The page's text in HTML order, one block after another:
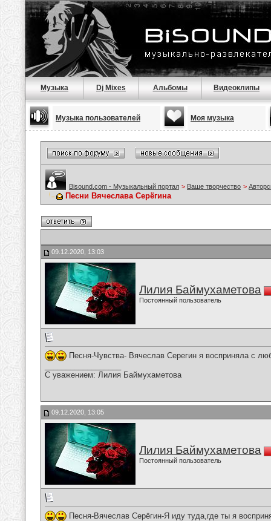
Музыка Dj Mixes Альбомы Видеоклипы
Музыка пользователей Моя музыка
Bisound.com - Музыкальный портал > Ваше творчество >
Песни Вячеслава Серёгина
09.12.2020, 13:03
Лилия Баймухаметова
Постоянный пользователь
Песня-Чувства- Вячеслав Серегин я восприняла с
С уважением: Лилия Баймухаметова
09.12.2020, 13:05
Лилия Баймухаметова
Постоянный пользователь
Песня-Вячеслав Серёгин-Я иду туда,где ты я